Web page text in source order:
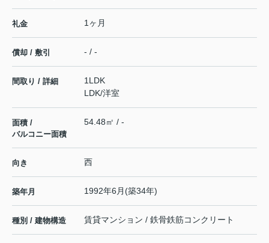
礼金 1ヶ月
償却 / 敷引 - / -
間取り / 詳細
1LDK
LDK/洋室
面積 /
バルコニー面積
54.48㎡ / -
向き 西
築年月 1992年6月(築34年)
種別 / 建物構造 賃貸マンション / 鉄骨鉄筋コンクリート